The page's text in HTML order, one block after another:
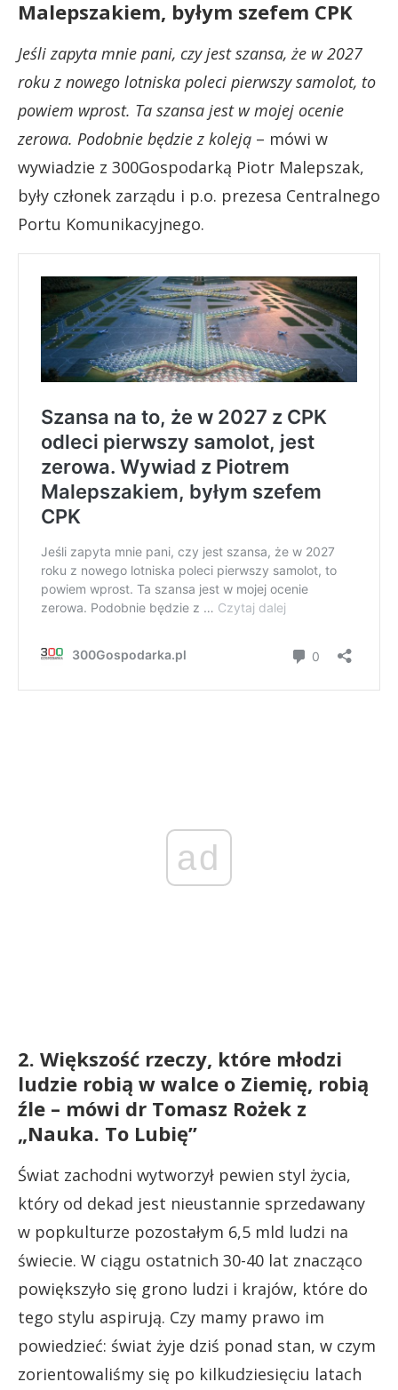
Malepszakiem, byłym szefem CPK
Jeśli zapyta mnie pani, czy jest szansa, że w 2027
roku z nowego lotniska poleci pierwszy samolot, to
powiem wprost. Ta szansa jest w mojej ocenie
zerowa. Podobnie będzie z koleją – mówi w
wywiadzie z 300Gospodarką Piotr Malepszak,
były członek zarządu i p.o. prezesa Centralnego
Portu Komunikacyjnego.
ad
2. Większość rzeczy, które młodzi
ludzie robią w walce o Ziemię, robią
źle – mówi dr Tomasz Rożek z
„Nauka. To Lubię”
Świat zachodni wytworzył pewien styl życia,
który od dekad jest nieustannie sprzedawany
w popkulturze pozostałym 6,5 mld ludzi na
świecie. W ciągu ostatnich 30-40 lat znacząco
powiększyło się grono ludzi i krajów, które do
tego stylu aspirują. Czy mamy prawo im
powiedzieć: świat żyje dziś ponad stan, w czym
zorientowaliśmy się po kilkudziesięciu latach